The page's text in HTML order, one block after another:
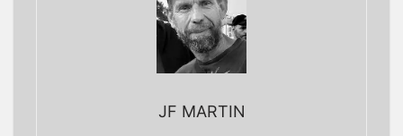
JF MARTIN